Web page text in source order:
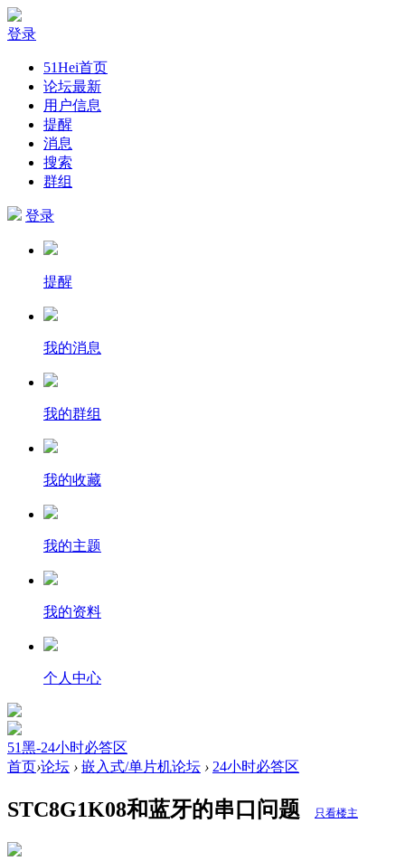
登录
51Hei首页
论坛最新
用户信息
提醒
消息
搜索
群组
登录
提醒
我的消息
我的群组
我的收藏
我的主题
我的资料
个人中心
51黑-24小时必答区
首页›论坛 › 嵌入式/单片机论坛 › 24小时必答区
STC8G1K08和蓝牙的串口问题 只看楼主